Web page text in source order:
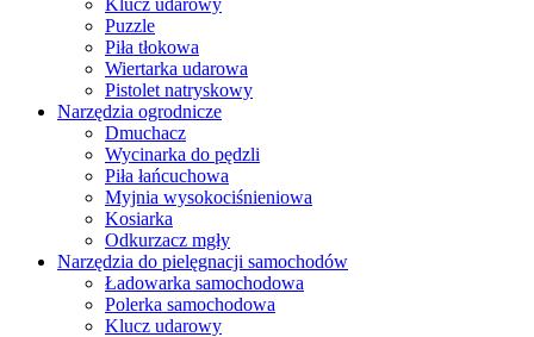
Puzzle
Piła tłokowa
Wiertarka udarowa
Pistolet natryskowy
Narzędzia ogrodnicze
Dmuchacz
Wycinarka do pędzli
Piła łańcuchowa
Myjnia wysokociśnieniowa
Kosiarka
Odkurzacz mgły
Narzędzia do pielęgnacji samochodów
Ładowarka samochodowa
Polerka samochodowa
Klucz udarowy